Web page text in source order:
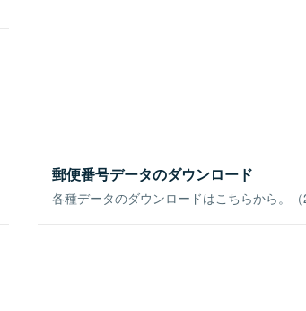
郵便番号データのダウンロード
各種データのダウンロードはこちらから。（